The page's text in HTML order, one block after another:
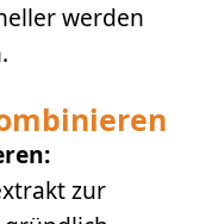
werden
zur